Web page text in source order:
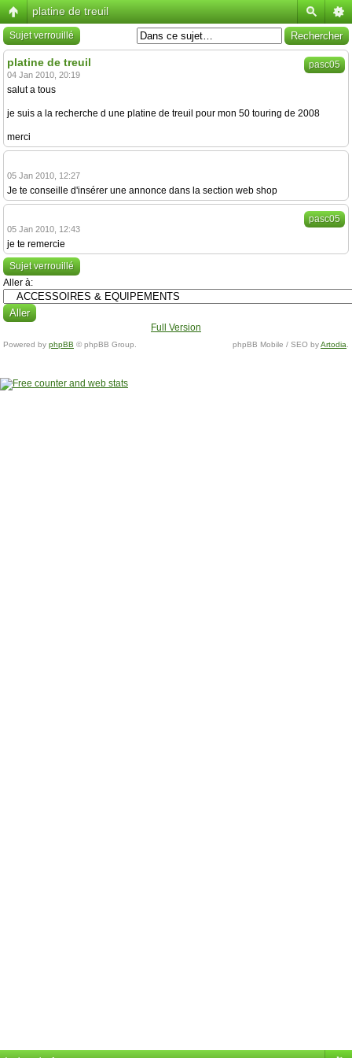
platine de treuil
Sujet verrouillé
pasc05
platine de treuil
04 Jan 2010, 20:19
salut a tous
je suis a la recherche d une platine de treuil pour mon 50 touring de 2008
merci
05 Jan 2010, 12:27
Je te conseille d'insérer une annonce dans la section web shop
pasc05
05 Jan 2010, 12:43
je te remercie
Sujet verrouillé
Aller à:
Full Version
Powered by phpBB © phpBB Group. phpBB Mobile / SEO byArtodia